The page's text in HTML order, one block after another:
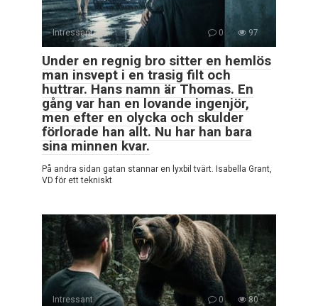
Intressant 0 97
Under en regnig bro sitter en hemlös
man insvept i en trasig filt och
huttrar. Hans namn är Thomas. En
gång var han en lovande ingenjör,
men efter en olycka och skulder
förlorade han allt. Nu har han bara
sina minnen kvar.
På andra sidan gatan stannar en lyxbil tvärt. Isabella Grant,
VD för ett tekniskt
Intressant 0 80